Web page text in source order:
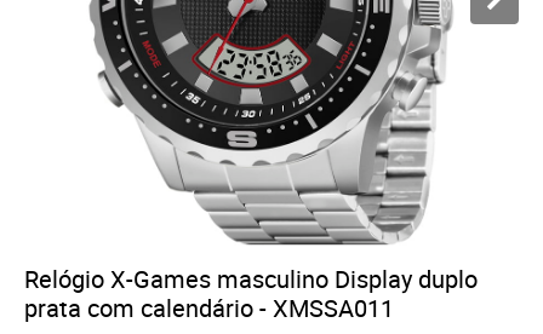
Relógio X-Games masculino Display duplo
prata com calendário - XMSSA011